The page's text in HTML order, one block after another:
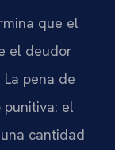
que el
el deudor
pena de
punitiva: el
cantidad